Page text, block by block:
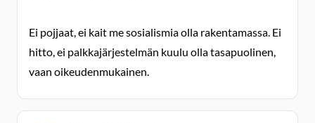
Ei pojjaat, ei kait me sosialismia olla rakentamassa. Ei
hitto, ei palkkajärjestelmän kuulu olla tasapuolinen,
vaan oikeudenmukainen.